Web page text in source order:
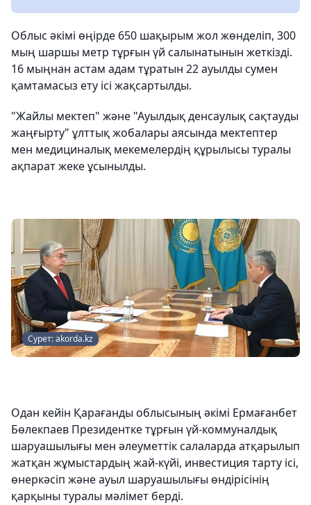
Облыс әкімі өңірде 650 шақырым жол жөнделіп, 300
мың шаршы метр тұрғын үй салынатынын жеткізді.
16 мыңнан астам адам тұратын 22 ауылды сумен
қамтамасыз ету ісі жақсартылды.
"Жайлы мектеп" және "Ауылдық денсаулық сақтауды
жаңғырту" ұлттық жобалары аясында мектептер
мен медициналық мекемелердің құрылысы туралы
ақпарат жеке ұсынылды.
Сурет: akorda.kz
Одан кейін Қарағанды облысының әкімі Ермағанбет
Бөлекпаев Президентке тұрғын үй-коммуналдық
шаруашылығы мен әлеуметтік салаларда атқарылып
жатқан жұмыстардың жай-күйі, инвестиция тарту ісі,
өнеркәсіп және ауыл шаруашылығы өндірісінің
қарқыны туралы мәлімет берді.